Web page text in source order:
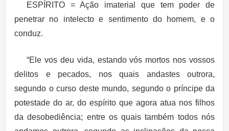
ESPÍRITO = Ação imaterial que tem poder de
penetrar no intelecto e sentimento do homem, e o
conduz.
“Ele vos deu vida, estando vós mortos nos vossos
delitos e pecados, nos quais andastes outrora,
segundo o curso deste mundo, segundo o príncipe da
potestade do ar, do espírito que agora atua nos filhos
da desobediência; entre os quais também todos nós